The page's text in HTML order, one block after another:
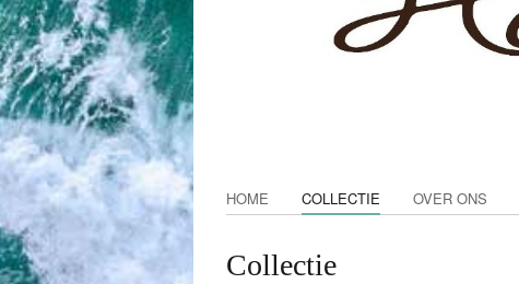
HOME COLLECTIE OVER ONS
Collectie